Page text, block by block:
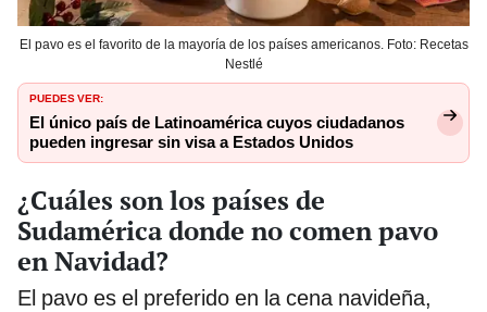
El pavo es el favorito de la mayoría de los países americanos. Foto: Recetas
Nestlé
PUEDES VER:
El único país de Latinoamérica cuyos ciudadanos
pueden ingresar sin visa a Estados Unidos
¿Cuáles son los países de
Sudamérica donde no comen pavo
en Navidad?
El pavo es el preferido en la cena navideña,